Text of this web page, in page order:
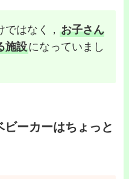
はなく， お子さん
施設になっていまし
ーカーはちょっと